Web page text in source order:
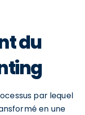
du
par lequel
en une